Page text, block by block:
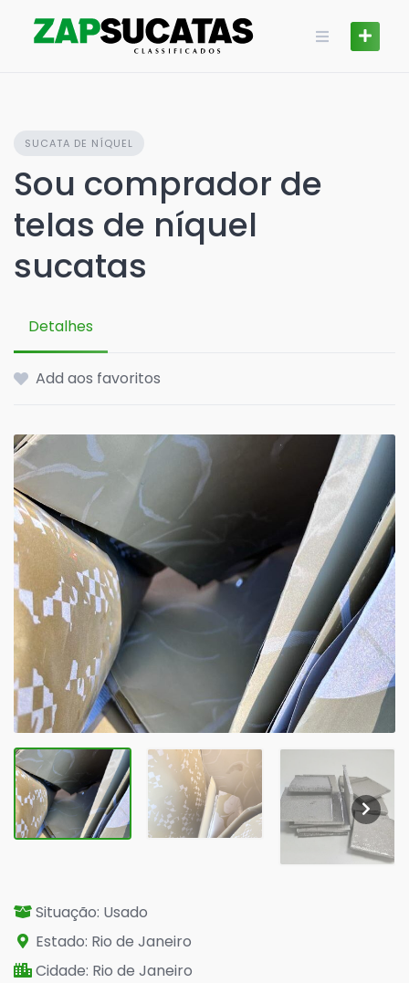
SUCATA DE NÍQUEL
Sou comprador de
telas de níquel
sucatas
Detalhes
Add aos favoritos
Situação: Usado
Estado: Rio de Janeiro
Cidade: Rio de Janeiro